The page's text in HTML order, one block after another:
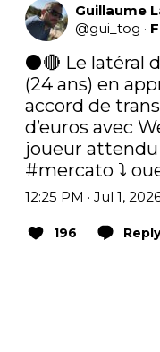
Guillaume
@gui_tog ·
⚫️🔴 Le latéral
(24 ans) en
accord de
d’euros avec
joueur
#mercato ⤵️
12:25 PM · Jul 1,
196 Reply